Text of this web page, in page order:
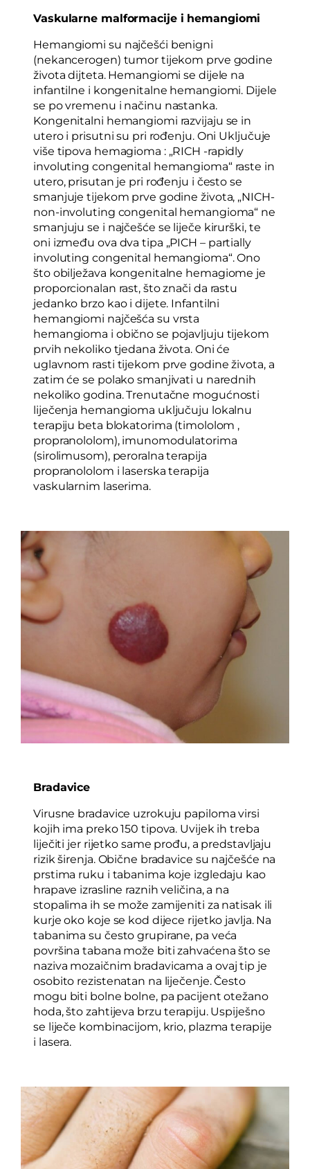
Vaskularne malformacije i hemangiomi
Hemangiomi su najčešći benigni
(nekancerogen) tumor tijekom prve godine
života dijteta. Hemangiomi se dijele na
infantilne i kongenitalne hemangiomi. Dijele
se po vremenu i načinu nastanka.
Kongenitalni hemangiomi razvijaju se in
utero i prisutni su pri rođenju. Oni Uključuje
više tipova hemagioma : „RICH -rapidly
involuting congenital hemangioma“ raste in
utero, prisutan je pri rođenju i često se
smanjuje tijekom prve godine života, „NICH-
non-involuting congenital hemangioma“ ne
smanjuju se i najčešće se liječe kirurški, te
oni između ova dva tipa „PICH – partially
involuting congenital hemangioma“. Ono
što obilježava kongenitalne hemagiome je
proporcionalan rast, što znači da rastu
jedanko brzo kao i dijete. Infantilni
hemangiomi najčešća su vrsta
hemangioma i obično se pojavljuju tijekom
prvih nekoliko tjedana života. Oni će
uglavnom rasti tijekom prve godine života, a
zatim će se polako smanjivati u narednih
nekoliko godina. Trenutačne mogućnosti
liječenja hemangioma uključuju lokalnu
terapiju beta blokatorima (timololom ,
propranololom), imunomodulatorima
(sirolimusom), peroralna terapija
propranololom i laserska terapija
vaskularnim laserima.
Bradavice
Virusne bradavice uzrokuju papiloma virsi
kojih ima preko 150 tipova. Uvijek ih treba
liječiti jer rijetko same prođu, a predstavljaju
rizik širenja. Obične bradavice su najčešće na
prstima ruku i tabanima koje izgledaju kao
hrapave izrasline raznih veličina, a na
stopalima ih se može zamijeniti za natisak ili
kurje oko koje se kod dijece rijetko javlja. Na
tabanima su često grupirane, pa veća
površina tabana može biti zahvaćena što se
naziva mozaičnim bradavicama a ovaj tip je
osobito rezistenatan na liječenje. Često
mogu biti bolne bolne, pa pacijent otežano
hoda, što zahtijeva brzu terapiju. Uspiješno
se liječe kombinacijom, krio, plazma terapije
i lasera.